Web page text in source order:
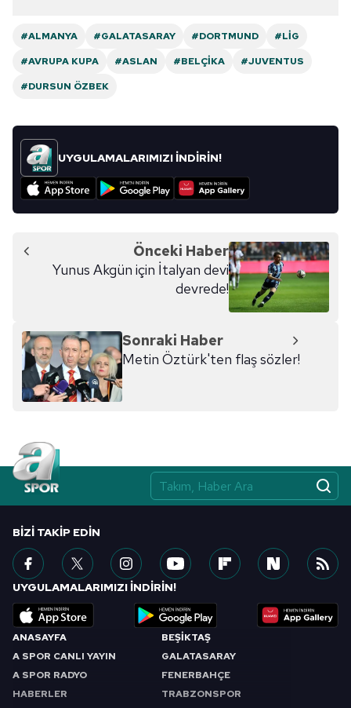
#ALMANYA #GALATASARAY #DORTMUND
#LIG
#AVRUPA KUPA
#ASLAN #BELÇIKA
#JUVENTUS
#DURSUN ÖZBEK
UYGULAMALARIMIZI İNDİRİN!
Önceki Haber
Yunus Akgün için İtalyan devi
devrede!
Sonraki Haber
Metin Öztürk'ten flaş sözler!
ANASAYFA
A SPOR CANLI YAYIN
A SPOR RADYO
HABERLER
BEŞİKTAŞ
GALATASARAY
FENERBAHÇE
TRABZONSPOR
BIZI TAKIP EDIN
UYGULAMALARIMIZI İNDİRİN!